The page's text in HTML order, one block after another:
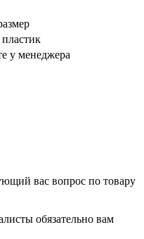
у менеджера
вас вопрос по товару
обязательно вам